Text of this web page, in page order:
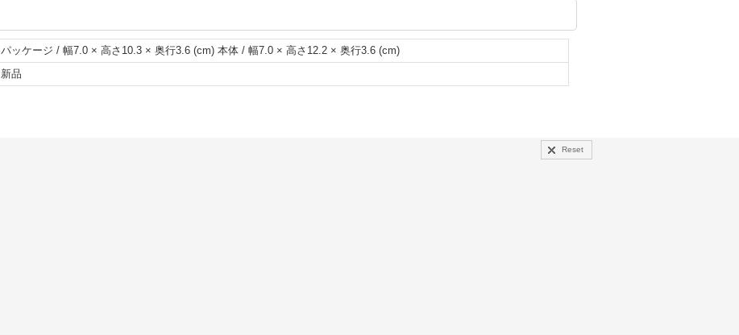
パッケージ / 幅7.0 × 高さ10.3 × 奥行3.6 (cm) 本体 / 幅7.0 × 高さ12.2 × 奥行3.6 (cm)
新品
Reset